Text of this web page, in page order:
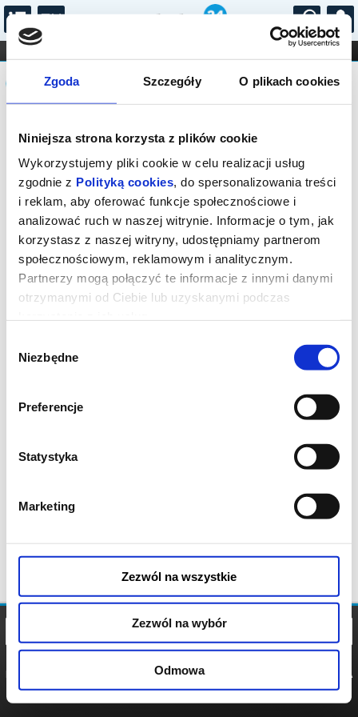
Zgoda Szczegóły O plikach cookies
Niniejsza strona korzysta z plików cookie
Wykorzystujemy pliki cookie w celu realizacji usług
zgodnie z Polityką cookies, do spersonalizowania treści
i reklam, aby oferować funkcje społecznościowe i
analizować ruch w naszej witrynie. Informacje o tym, jak
korzystasz z naszej witryny, udostępniamy partnerom
społecznościowym, reklamowym i analitycznym.
Partnerzy mogą połączyć te informacje z innymi danymi
otrzymanymi od Ciebie lub uzyskanymi podczas
zgody
Niezbędne
Preferencje
Statystyka
Marketing
Zezwól na wszystkie
Zezwól na wybór
Odmowa
...
FILHARMONIA OPERA I BALET
STAND-UP
DLA DZIECI
Komunikat
Sprzedaż biletów on-line na wydarzenie
została zakończona.
POLITYKA
POLITYKA